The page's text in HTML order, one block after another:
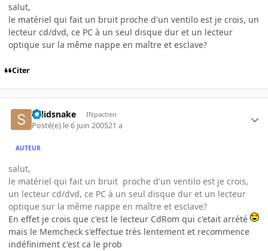
salut,
le matériel qui fait un bruit proche d'un ventilo est je crois, un
lecteur cd/dvd, ce PC à un seul disque dur et un lecteur
optique sur la même nappe en maître et esclave?
Citer
solidsnake INpactien
Posté(e) le 6 juin 200521 a
AUTEUR
salut,
le matériel qui fait un bruit proche d'un ventilo est je crois,
un lecteur cd/dvd, ce PC à un seul disque dur et un lecteur
optique sur la même nappe en maître et esclave?
En effet je crois que c'est le lecteur CdRom qui c'etait arrété
mais le Memcheck s'effectue très lentement et recommence
indéfiniment c'est ca le prob